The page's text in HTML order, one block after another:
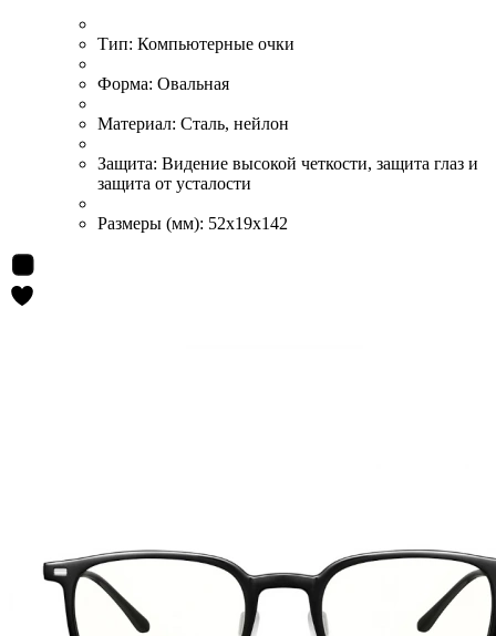
Тип: Компьютерные очки
Форма: Овальная
Материал: Сталь, нейлон
Защита: Видение высокой четкости, защита глаз и
защита от усталости
Размеры (мм): 52x19x142